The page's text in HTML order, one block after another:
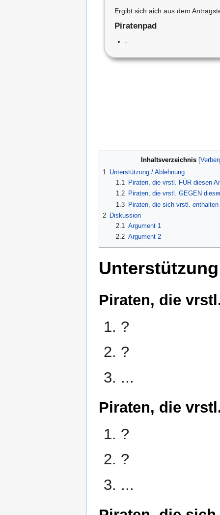
Ergibt sich aich aus dem
Piratenpad
-
Inhaltsverzeichnis
1
Unterstützung / Ablehnung
1.1
Piraten, die vrstl. FÜR diesen
1.2 Piraten, die vrstl. GEGEN
1.3 Piraten, die sich vrstl. enthalten
2 Diskussion
2.1
Argument 1
2.2 Argument 2
Piraten, die
?
?
Piraten, die
?
?